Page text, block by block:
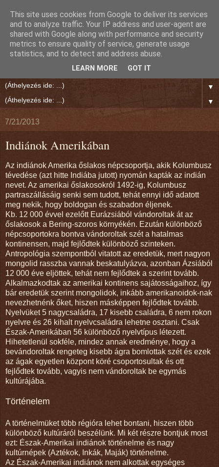
Rien Reed Világa
"Jó írás olvasása közben megáll körülötted a világ." Polgár
▼
▼
7/21/2013
Indiánok Amerikában
Az indiánok Amerika őslakos népcsoportja, akik Kolumbusz
tévedése (azt hitte Indiába jutott) nyomán kapták az indián
nevet. Az amerikai őslakosokról 1492-ig, Kolumbusz
partraszállásáig senki sem tudott, tehát ennyi idő adatott
meg nekik, hogy boldogan és szabadon éljenek.
Kb. 12 000 évvel ezelőtt Eurázsiából vándoroltak át az
őslakosok a Bering-szoros környékén. Ezután különböző
népcsoportokra bontva vándoroltak szét a hatalmas
kontinensen, majd fejlődtek különböző szinteken.
Antropológia szempontból vitatott az eredetük, mert nagyon
mongolid rasszba vannak beskatulyázva, azonban Ázsiából
12 000 éve eljöttek, tehát nem fejlődtek a szerint tovább.
Alkalmazkodtak az amerikai kontinens sajátosságaihoz, így
bár eredetük szerint mongolidok, inkább amerikanoidok-nak
nevezhetnénk őket, hiszen másképpen fejlődtek tovább.
Nyelvüket 5 nagycsaládra, 17 kisebb családra, 6 nem rokon
nyelvre és 26 kihalt nyelvcsaládra lehetne osztani. Csak
Észak-Amerikában 56 különböző nyelvtípus létezett.
Hihetetlenül sokféle, mindez annak eredménye, hogy a
bevándoroltak rengeteg kisebb ágra bomlottak szét és ezek
az ágak egyetlen központ köré csoportosultak és ott
fejlődtek tovább, vagyis nem vándoroltak be egymás
kultúrájába.
Történelem
A történelmüket több régióra lehet bontani, hiszen több
különböző kultúráról beszélünk. Mi két részre bontjuk most
ezt: Észak-Amerikai indiánok történelme és nagy
kultúrnépek (Aztékok, Inkák, Maják) történelme.
Az Észak-Amerikai indiánok nem alkottak egységes
This site uses cookies from Google to deliver its services
and to analyze traffic. Your IP address and user-agent are
shared with Google along with performance and security
metrics to ensure quality of service, generate usage
statistics, and to detect and address abuse.
LEARN MORE GOT IT